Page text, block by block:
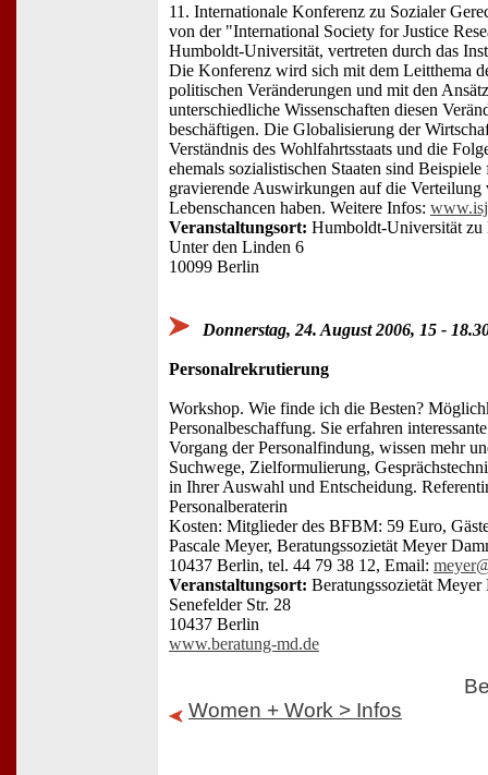
11. Internationale Konferenz zu Sozialer
von der "International Society for Justice
Humboldt-Universität, vertreten durch das
Die Konferenz wird sich mit dem Leitthema
politischen Veränderungen und mit den
unterschiedliche Wissenschaften diesen
beschäftigen. Die Globalisierung der
Verständnis des Wohlfahrtsstaats und die
ehemals sozialistischen Staaten sind
gravierende Auswirkungen auf die Verteilung
Lebenschancen haben. Weitere Infos:
Veranstaltungsort: Humboldt-Universität zu
Unter den Linden 6
10099 Berlin
Donnerstag, 24. August 2006, 15 -
Personalrekrutierung
Workshop. Wie finde ich die Besten?
Personalbeschaffung. Sie erfahren
Vorgang der Personalfindung, wissen mehr
Suchwege, Zielformulierung,
in Ihrer Auswahl und Entscheidung.
Personalberaterin
Kosten: Mitglieder des BFBM: 59 Euro,
Pascale Meyer, Beratungssozietät Meyer
10437 Berlin, tel. 44 79 38 12, Email:
Veranstaltungsort: Beratungssozietät Meyer
Senefelder Str. 28
10437 Berlin
www.beratung-md.de
Women + Work > Infos